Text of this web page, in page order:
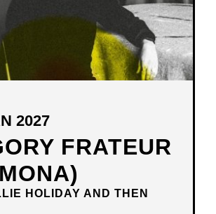
FRATEUR
HOLIDAY AND THEN
2027